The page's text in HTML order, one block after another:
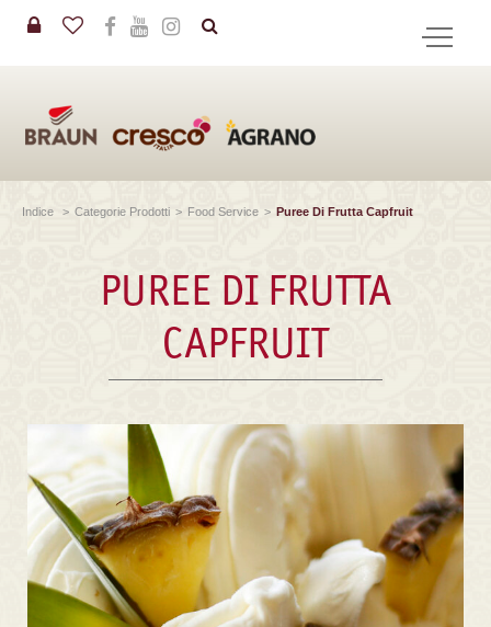
Indice > Categorie Prodotti > Food Service > Puree Di Frutta Capfruit
PUREE DI FRUTTA
CAPFRUIT